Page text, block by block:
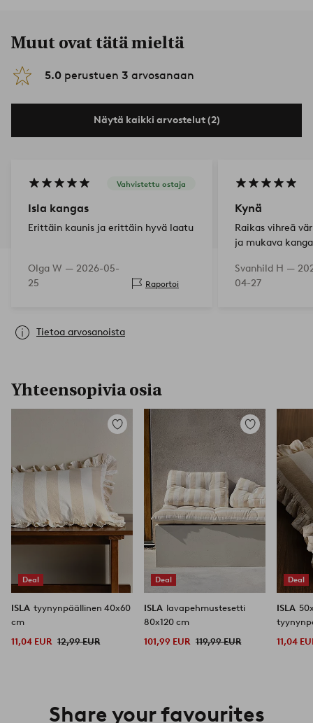
Muut ovat tätä mieltä
5.0 perustuen 3 arvosanaan
Näytä kaikki arvostelut (2)
Vahvistettu ostaja
Isla kangas
Erittäin kaunis ja erittäin hyvä laatu
Olga W — 2026-05-
25
Raportoi
Kynä
Raikas vihreä
ja mukava
Svanhild H —
04-27
Tietoa arvosanoista
Yhteensopivia osia
Deal
Lisää
suosikkeihin
ISLA tyynynpäällinen 40x60
cm
11,04 EUR 12,99 EUR
Deal
Lisää
suosikkeihin
ISLA lavapehmustesetti
80x120 cm
101,99 EUR 119,99 EUR
Deal
ISLA
11,04
Share your favourites